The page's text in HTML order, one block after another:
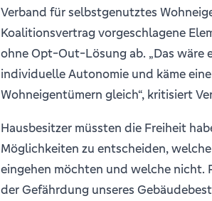
Verband für selbstgenutztes
Koalitionsvertrag vorgeschlagene
ohne Opt-Out-Lösung ab. „Das wäre
individuelle Autonomie und käme
Wohneigentümern gleich“, kritisiert
Hausbesitzer müssten die Freiheit
Möglichkeiten zu entscheiden,
eingehen möchten und welche nicht.
der Gefährdung unseres